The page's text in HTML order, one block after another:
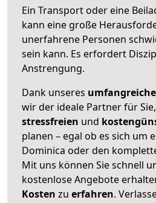
Ein Transport oder eine
kann eine große
unerfahrene Personen
sein kann. Es erfordert
Anstrengung.
Dank unseres
wir der ideale Partner für
stressfreien und
planen – egal ob es sich um
Dominica oder den
Mit uns können Sie schnell
kostenlose Angebote
Kosten zu erfahren.